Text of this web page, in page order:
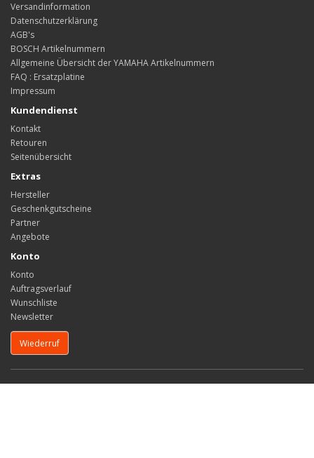
Versandinformation
Datenschutzerklärung
AGB's
BOSCH Artikelnummern
Allgemeine Übersicht der YAMAHA Artikelnummern
FAQ : Ersatzplatine
Impressum
Kundendienst
Kontakt
Retouren
Seitenübersicht
Extras
Hersteller
Geschenkgutscheine
Partner
Angebote
Konto
Konto
Auftragsverlauf
Wunschliste
Newsletter
Wiederruf